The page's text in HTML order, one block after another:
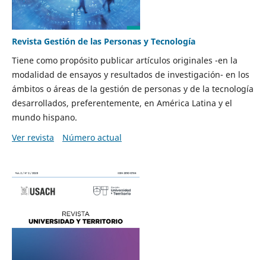
Revista Gestión de las Personas y Tecnología
Tiene como propósito publicar artículos originales -en la
modalidad de ensayos y resultados de investigación- en los
ámbitos o áreas de la gestión de personas y de la tecnología
desarrollados, preferentemente, en América Latina y el
mundo hispano.
Ver revista
Número actual